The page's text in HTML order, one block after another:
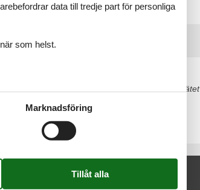
stugor Portugal. Boka enkelt och säkert på nätet
data till tredje part för personliga
som helst.
Marknadsföring